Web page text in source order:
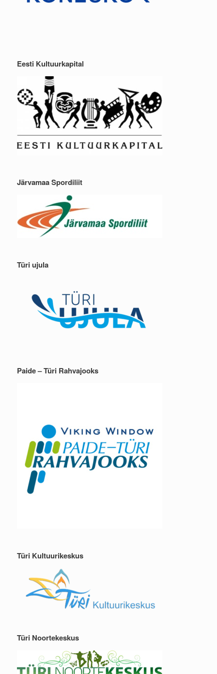
Eesti Kultuurkapital
Järvamaa Spordiliit
Türi ujula
Paide – Türi Rahvajooks
Türi Kultuurikeskus
Türi Noortekeskus